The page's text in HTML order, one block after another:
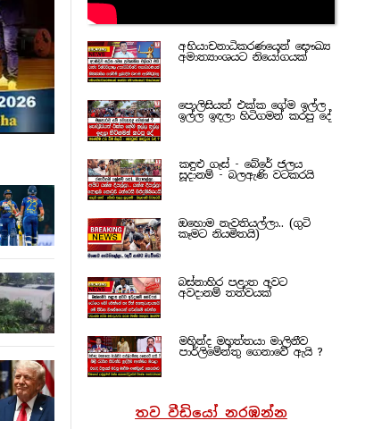
අභියාචනාධිකරණයෙන් සෞඛ්‍ය
අමාත්‍යාංශයට නියෝගයක්
පොලිසියත් එක්ක ගේම ඉල්ල
ඉල්ල ඉඳලා හිටිගමන් කරපු දේ
කඳුළු ගෑස් - බේරේ ජලය
සූදානම් - බලඇණි වටකරයි
ඔහොම නැවතියල්ලා.. (ගුටි
කෑමට නියමිතයි)
බස්නාහිර පළාත අවට
අවදානම් තත්වයක්
මහින්ද මහත්තයා මාලිනීව
පාර්ලිමේන්තු ගෙනාවේ ඇයි ?
තව වීඩියෝ නරඹන්න